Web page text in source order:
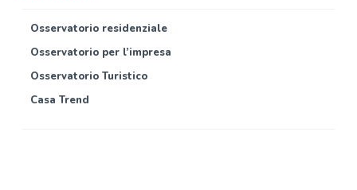
Osservatorio residenziale
Osservatorio per l’impresa
Osservatorio Turistico
Casa Trend